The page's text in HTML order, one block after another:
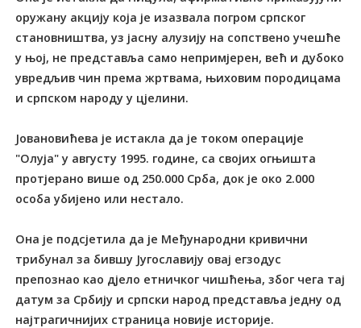
оружану акцију која је изазвала погром српског
становништва, уз јасну алузију на сопствено учешће
у њој, не представља само непримјерен, већ и дубоко
увредљив чин према жртвама, њиховим породицама
и српском народу у цјелини.
Јовановићева је истакла да је током операције
"Олуја" у августу 1995. године, са својих огњишта
протјерано више од 250.000 Срба, док је око 2.000
особа убијено или нестало.
Она је подсјетила да је Међународни кривични
трибунал за бившу Југославију овај егзодус
препознао као дјело етничког чишћења, због чега тај
датум за Србију и српски народ представља једну од
најтрагичнијих страница новије историје.